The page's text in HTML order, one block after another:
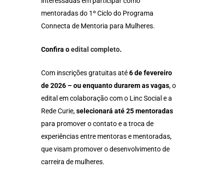
mentoradas do 1º Ciclo do Programa
Connecta de Mentoria para Mulheres.
Confira oedital completo.
Com inscrições gratuitas até6 de fevereiro
de 2026 – ou enquanto durarem as vagas, o
edital em colaboração com o Linc Social e a
Rede Curie,selecionará até 25 mentoradas
para promover o contato e a troca de
experiências entre mentoras e mentoradas,
que visam promover o desenvolvimento de
carreira de mulheres.